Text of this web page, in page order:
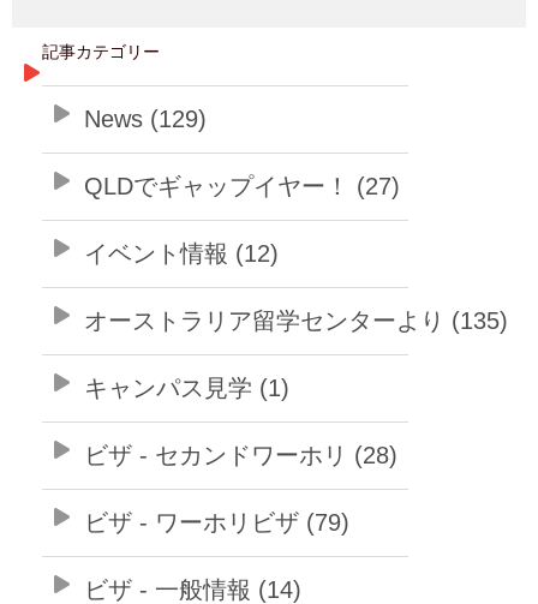
記事カテゴリー
News (129)
QLDでギャップイヤー！ (27)
イベント情報 (12)
オーストラリア留学センターより (135)
キャンパス見学 (1)
ビザ - セカンドワーホリ (28)
ビザ - ワーホリビザ (79)
ビザ - 一般情報 (14)